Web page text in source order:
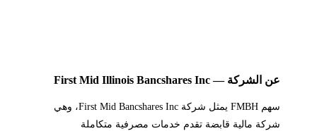
عن الشركة — First Mid Illinois Bancshares Inc
سهم FMBH يمثل شركة First Mid Bancshares Inc، وهي
شركة مالية قابضة تقدم خدمات مصرفية متكاملة